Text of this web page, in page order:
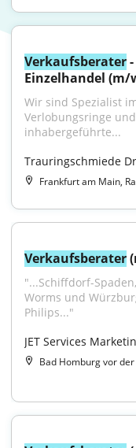
Verkaufsberater
Einzelhandel (m/
Wir sind Spezialist
Verlobungsringe
inhabergeführte...
Trauringschmiede
Frankfurt am Main,
Verkaufsberater
"...Schiffdorf-
Worms und
Philips..."
JET Services
Bad Homburg vor